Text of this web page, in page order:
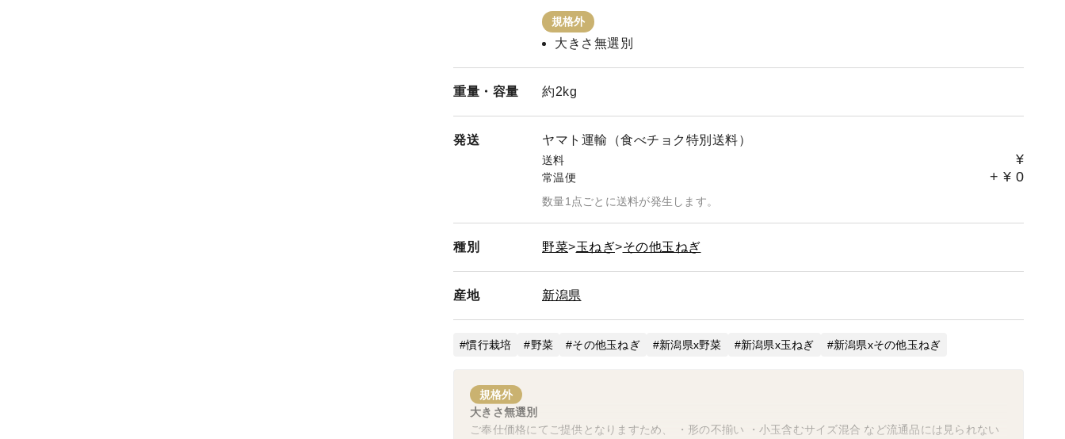
規格外
大きさ無選別
重量・ 容量 約2kg
発送 ヤマト運輸（食べチョク特別送料）
送料 ¥
常温便 + ¥ 0
数量1点ごとに送料が発生します。
種別 野菜 玉ねぎ その他玉ねぎ
産地 新潟県
慣行栽培 野菜 その他玉ねぎ 新潟県x野菜 新潟県x玉ねぎ 新潟県xその他玉ねぎ
規格外
大きさ無選別
ご奉仕価格にてご提供となりますため、 ・形の不揃い ・小玉含むサイズ混合 など流通品には見られない